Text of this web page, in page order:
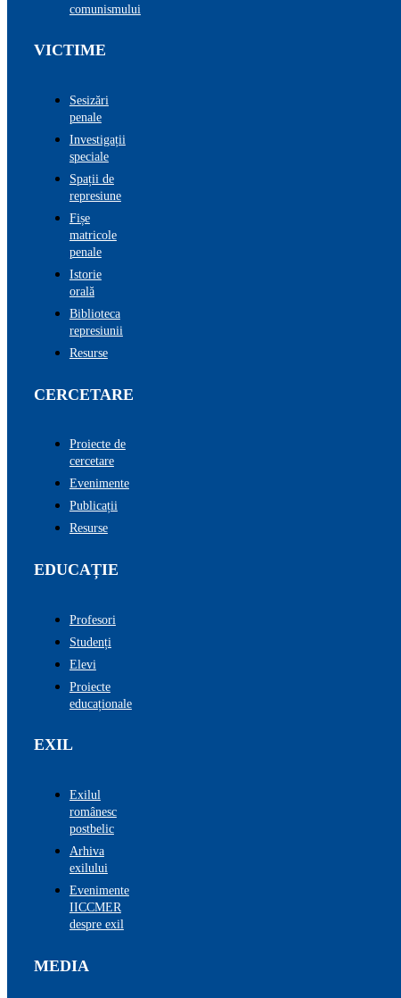
comunismului
VICTIME
Sesizări
penale
Investigații
speciale
Spații de
represiune
Fișe
matricole
penale
Istorie
orală
Biblioteca
represiunii
Resurse
CERCETARE
Proiecte de
cercetare
Evenimente
Publicații
Resurse
EDUCAȚIE
Profesori
Studenți
Elevi
Proiecte
educaționale
EXIL
Exilul
românesc
postbelic
Arhiva
exilului
Evenimente
IICCMER
despre exil
MEDIA